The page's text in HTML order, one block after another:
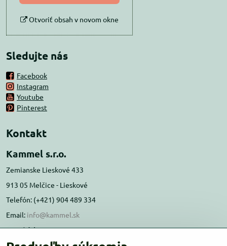
Otvoriť obsah v novom okne
Sledujte nás
Facebook
Instagram
Youtube
Pinterest
Kontakt
Kammel s.r.o.
Zemianske Lieskové 433
913 05 Melčice - Lieskové
Telefón: (+421) 904 489 334
Email: info@kammel.sk
Prevádzka: